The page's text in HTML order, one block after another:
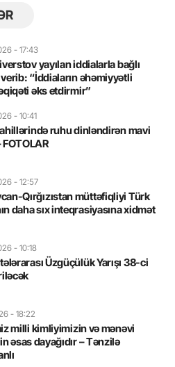
- 17:43
yayılan iddialarla bağlı
verib: “İddiaların əhəmiyyətli
əks etdirmir”
- 10:41
ruhu dinləndirən mavi
- 12:57
Qırğızıstan müttəfiqliyi Türk
daha sıx inteqrasiyasına xidmət
- 10:18
Üzgüçülük Yarışı 38-ci
- 18:22
milli kimliyimizin və mənəvi
əsas dayağıdır – Tənzilə